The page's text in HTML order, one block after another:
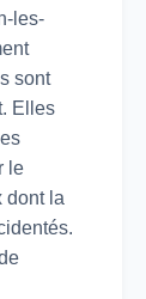
les-
sont
Elles
le
dont la